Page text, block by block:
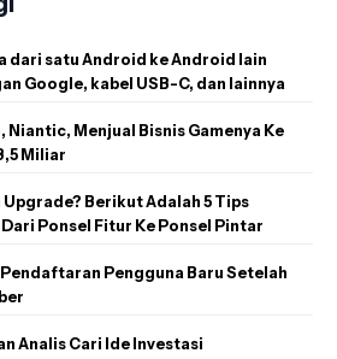
dari satu Android ke Android lain
Google, kabel USB-C, dan lainnya
Niantic, Menjual Bisnis Gamenya Ke
Miliar
Berikut Adalah 5 Tips
Ponsel Fitur Ke Ponsel Pintar
Pengguna Baru Setelah
Analis Cari Ide Investasi